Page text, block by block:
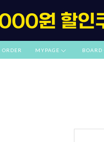
ORDER MYPAGE BOARD